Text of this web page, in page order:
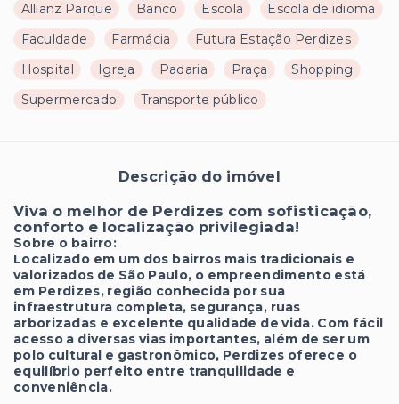
Allianz Parque Banco Escola
Escola de idioma
Faculdade
Farmácia
Futura Estação Perdizes
Hospital
Igreja Padaria Praça
Shopping
Supermercado
Transporte público
Descrição do imóvel
Viva o melhor de Perdizes com sofisticação,
conforto e localização privilegiada!
Sobre o bairro:
Localizado em um dos bairros mais tradicionais e
valorizados de São Paulo, o empreendimento está
em Perdizes, região conhecida por sua
infraestrutura completa, segurança, ruas
arborizadas e excelente qualidade de vida. Com fácil
acesso a diversas vias importantes, além de ser um
polo cultural e gastronômico, Perdizes oferece o
equilíbrio perfeito entre tranquilidade e
conveniência.